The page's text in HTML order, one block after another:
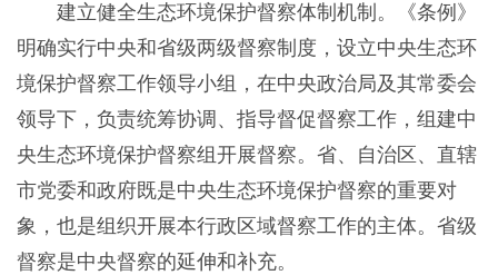
建立健全生态环境保护督察体制机制。《条例》
明确实行中央和省级两级督察制度，设立中央生态环
境保护督察工作领导小组，在中央政治局及其常委会
领导下，负责统筹协调、指导督促督察工作，组建中
央生态环境保护督察组开展督察。省、自治区、直辖
市党委和政府既是中央生态环境保护督察的重要对
象，也是组织开展本行政区域督察工作的主体。省级
督察是中央督察的延伸和补充。